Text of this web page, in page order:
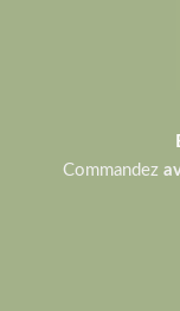
Commandez